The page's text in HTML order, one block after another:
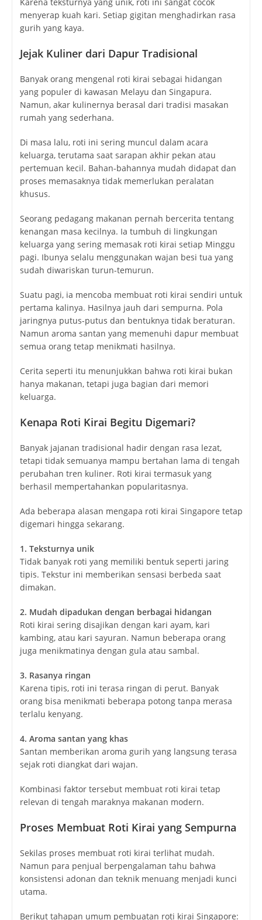
menyerap kuah kari. Setiap gigitan menghadirkan rasa
gurih yang kaya.
Jejak Kuliner dari Dapur Tradisional
Banyak orang mengenal roti kirai sebagai hidangan
yang populer di kawasan Melayu dan Singapura.
Namun, akar kulinernya berasal dari tradisi masakan
rumah yang sederhana.
Di masa lalu, roti ini sering muncul dalam acara
keluarga, terutama saat sarapan akhir pekan atau
pertemuan kecil. Bahan-bahannya mudah didapat dan
proses memasaknya tidak memerlukan peralatan
khusus.
Seorang pedagang makanan pernah bercerita tentang
kenangan masa kecilnya. Ia tumbuh di lingkungan
keluarga yang sering memasak roti kirai setiap Minggu
pagi. Ibunya selalu menggunakan wajan besi tua yang
sudah diwariskan turun-temurun.
Suatu pagi, ia mencoba membuat roti kirai sendiri untuk
pertama kalinya. Hasilnya jauh dari sempurna. Pola
jaringnya putus-putus dan bentuknya tidak beraturan.
Namun aroma santan yang memenuhi dapur membuat
semua orang tetap menikmati hasilnya.
Cerita seperti itu menunjukkan bahwa roti kirai bukan
hanya makanan, tetapi juga bagian dari memori
keluarga.
Kenapa Roti Kirai Begitu Digemari?
Banyak jajanan tradisional hadir dengan rasa lezat,
tetapi tidak semuanya mampu bertahan lama di tengah
perubahan tren kuliner. Roti kirai termasuk yang
berhasil mempertahankan popularitasnya.
Ada beberapa alasan mengapa roti kirai Singapore tetap
digemari hingga sekarang.
1. Teksturnya unik
Tidak banyak roti yang memiliki bentuk seperti jaring
tipis. Tekstur ini memberikan sensasi berbeda saat
dimakan.
2. Mudah dipadukan dengan berbagai hidangan
Roti kirai sering disajikan dengan kari ayam, kari
kambing, atau kari sayuran. Namun beberapa orang
juga menikmatinya dengan gula atau sambal.
3. Rasanya ringan
Karena tipis, roti ini terasa ringan di perut. Banyak
orang bisa menikmati beberapa potong tanpa merasa
terlalu kenyang.
4. Aroma santan yang khas
Santan memberikan aroma gurih yang langsung terasa
sejak roti diangkat dari wajan.
Kombinasi faktor tersebut membuat roti kirai tetap
relevan di tengah maraknya makanan modern.
Proses Membuat Roti Kirai yang Sempurna
Sekilas proses membuat roti kirai terlihat mudah.
Namun para penjual berpengalaman tahu bahwa
konsistensi adonan dan teknik menuang menjadi kunci
utama.
Berikut tahapan umum pembuatan roti kirai Singapore: